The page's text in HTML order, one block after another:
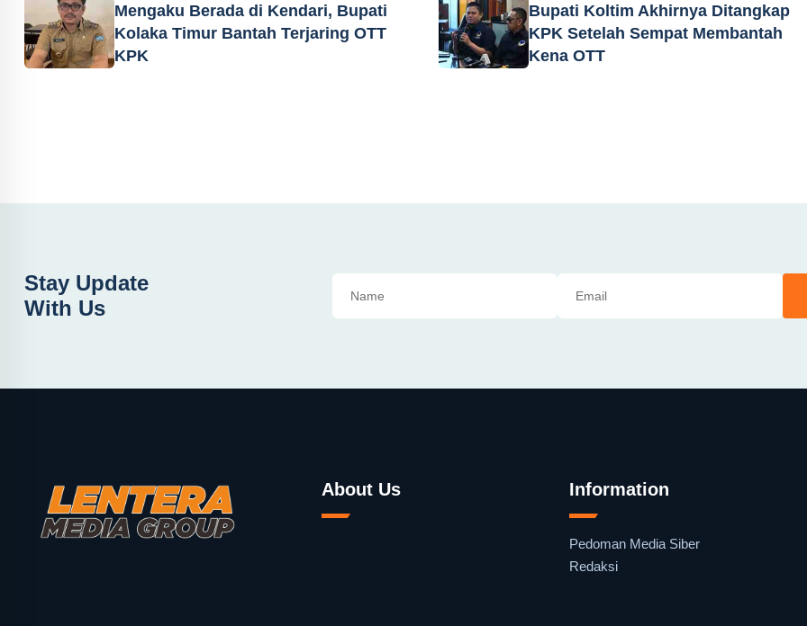
Mengaku Berada di Kendari, Bupati
Kolaka Timur Bantah Terjaring OTT
KPK
Bupati Koltim Akhirnya Ditangkap
KPK Setelah Sempat Membantah
Kena OTT
Stay Update
With Us
About Us Information
Pedoman Media Siber
Redaksi